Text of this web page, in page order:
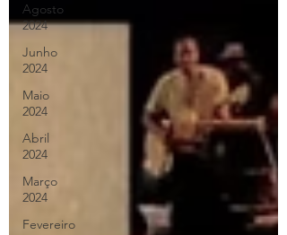
Agosto
2024
Junho
2024
Maio
2024
Abril
2024
Março
2024
Fevereiro